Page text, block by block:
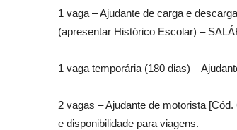
1 vaga – Ajudante de carga e
(apresentar Histórico Escolar) –
1 vaga temporária (180 dias) –
2 vagas – Ajudante de motorista
e disponibilidade para viagens.